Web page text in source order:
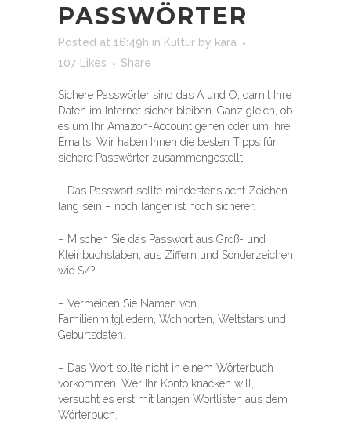
PASSWÖRTER
Posted at 16:49h in Kultur by kara
107
Likes Share
Sichere Passwörter sind das A und O, damit Ihre
Daten im Internet sicher bleiben. Ganz gleich, ob
es um Ihr Amazon-Account gehen oder um Ihre
Emails. Wir haben Ihnen die besten Tipps für
sichere Passwörter zusammengestellt.
– Das Passwort sollte mindestens acht Zeichen
lang sein – noch länger ist noch sicherer.
– Mischen Sie das Passwort aus Groß- und
Kleinbuchstaben, aus Ziffern und Sonderzeichen
wie $/?.
– Vermeiden Sie Namen von
Familienmitgliedern, Wohnorten, Weltstars und
Geburtsdaten.
– Das Wort sollte nicht in einem Wörterbuch
vorkommen. Wer Ihr Konto knacken will,
versucht es erst mit langen Wortlisten aus dem
Wörterbuch.